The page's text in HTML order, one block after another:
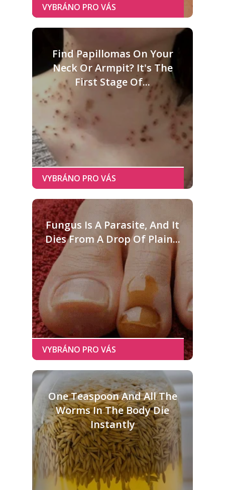
Find Papillomas On Your
Neck Or Armpit? It's The
First Stage Of...
Fungus Is A Parasite, And It
Dies From A Drop Of Plain...
One Teaspoon And All The
Worms In The Body Die
Instantly